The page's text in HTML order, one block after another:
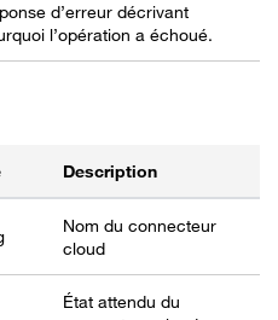
d’erreur décrivant
l’opération a échoué.
Description
Nom du connecteur
cloud
État attendu du